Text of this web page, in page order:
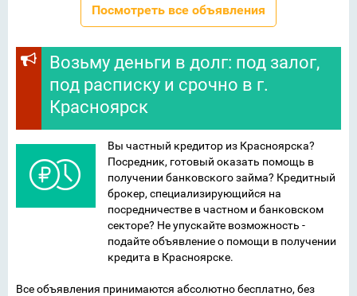
Посмотреть все объявления
Возьму деньги в долг: под залог,
под расписку и срочно в г.
Красноярск
Вы частный кредитор из Красноярска?
Посредник, готовый оказать помощь в
получении банковского займа? Кредитный
брокер, специализирующийся на
посредничестве в частном и банковском
секторе? Не упускайте возможность -
подайте объявление о помощи в получении
кредита в Красноярске.
Все объявления принимаются абсолютно бесплатно, без